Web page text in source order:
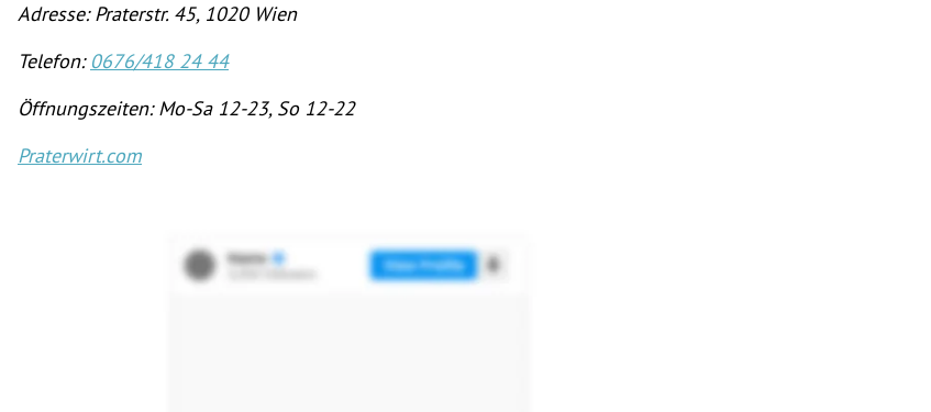
Adresse: Praterstr. 45, 1020 Wien
Telefon: 0676/418 24 44
Öffnungszeiten: Mo-Sa 12-23, So 12-22
Praterwirt.com